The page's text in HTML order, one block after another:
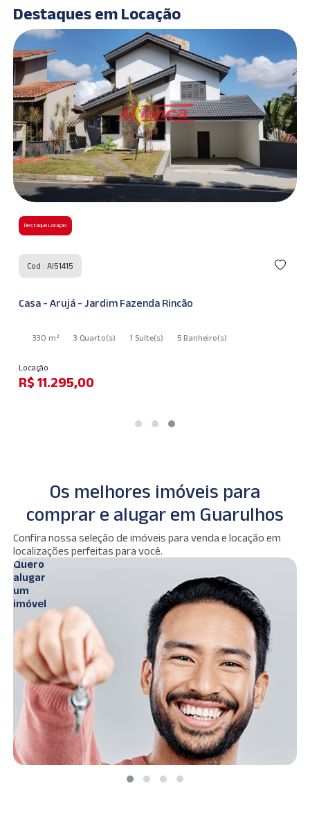
Destaques em Locação
Destaque Locação
Cod : AI51415
Casa - Arujá - Jardim Fazenda Rincão
330 m² 3 Quarto(s) 1 Suíte(s) 5 Banheiro(s)
Locação
R$ 11.295,00
Os melhores imóveis para
comprar e alugar em Guarulhos
Confira nossa seleção de imóveis para venda e locação em
localizações perfeitas para você.
Quero
alugar
um
imóvel
imóveis